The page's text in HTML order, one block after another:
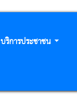
บริการประชาชน